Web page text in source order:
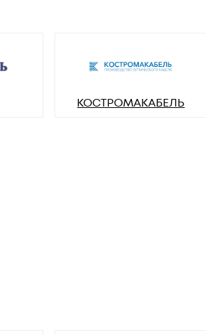
КОСТРОМАКАБЕЛЬ